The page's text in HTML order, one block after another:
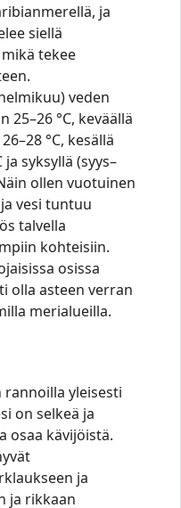
ja
siellä
tekee
veden
°C, keväällä
°C, kesällä
syksyllä (syys–
ollen vuotuinen
vesi tuntuu
talvella
kohteisiin.
osissa
olla asteen verran
merialueilla.
rannoilla yleisesti
on selkeä ja
osaa kävijöistä.
ja
ja rikkaan